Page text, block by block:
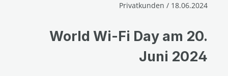
Privatkunden / 18.06.2024
World Wi-Fi Day am 20.
Juni 2024